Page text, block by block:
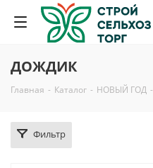
ДОЖДИК
Главная - Каталог - НОВЫЙ ГОД -
Фильтр